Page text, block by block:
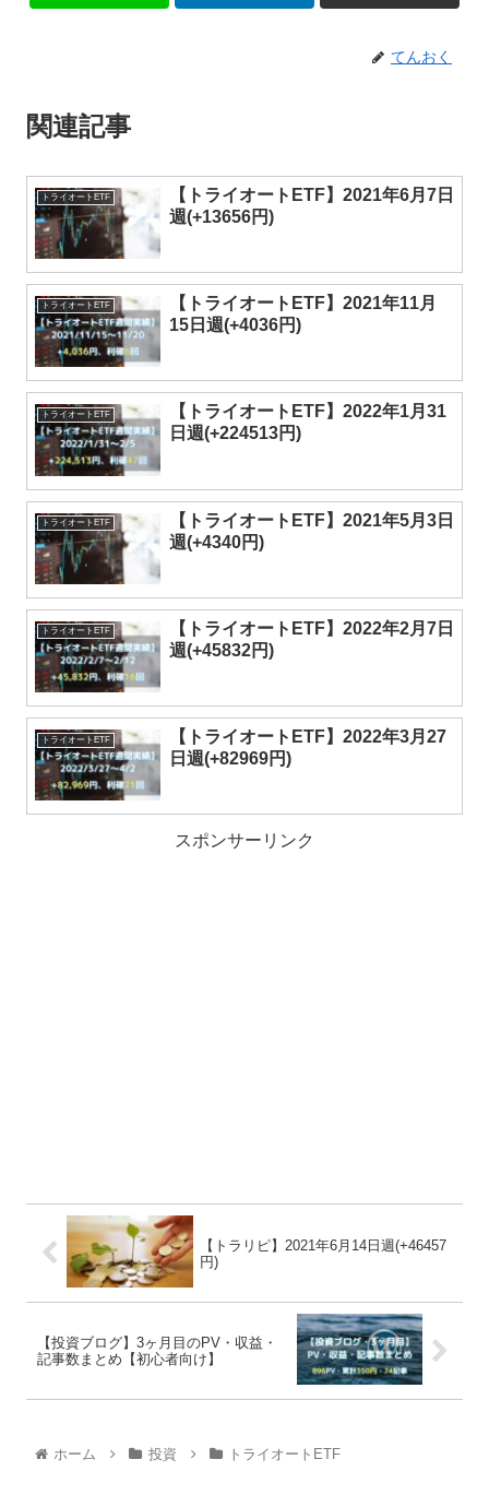
てんおく
関連記事
トライオートETF
【トライオートETF】2021年6月7日
週(+13656円)
トライオートETF
【トライオートETF】2021年11月
15日週(+4036円)
トライオートETF
【トライオートETF】2022年1月31
日週(+224513円)
トライオートETF
【トライオートETF】2021年5月3日
週(+4340円)
トライオートETF
【トライオートETF】2022年2月7日
週(+45832円)
トライオートETF
【トライオートETF】2022年3月27
日週(+82969円)
スポンサーリンク
【トラリピ】2021年6月14日週(+46457
円)
【投資ブログ】3ヶ月目のPV・収益・
記事数まとめ【初心者向け】
ホーム 投資 トライオートETF